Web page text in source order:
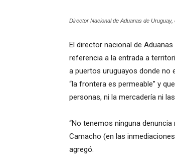
Director Nacional de Aduanas de
El director nacional de
referencia a la entrada a
a puertos uruguayos donde no
“la frontera es permeable” y
personas, ni la mercadería ni
“No tenemos ninguna
Camacho (en las
agregó.